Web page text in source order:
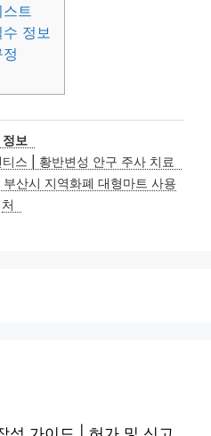
트
정보
카정보
스 | 황반변성 안구 주사 치료
산시 지역화폐 대형마트 사용
처